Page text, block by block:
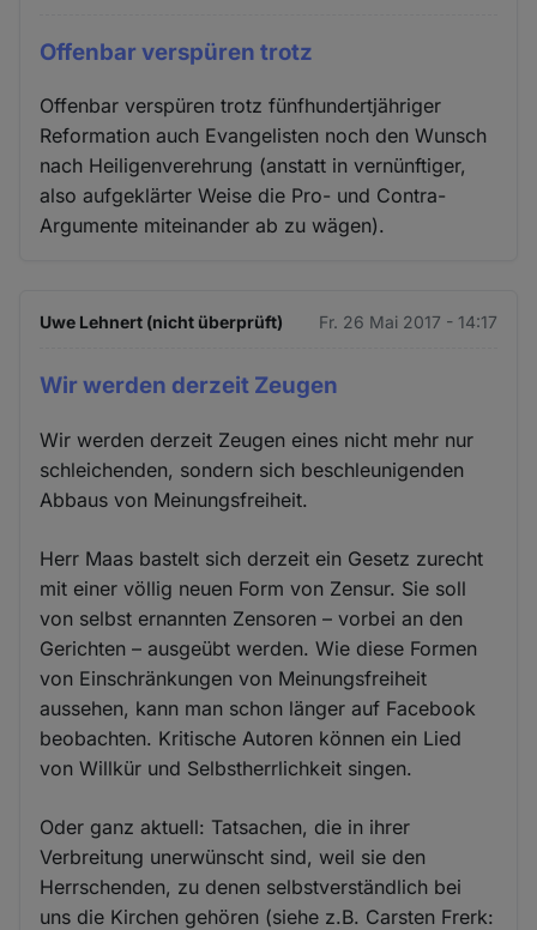
Offenbar verspüren trotz
Offenbar verspüren trotz fünfhundertjähriger
Reformation auch Evangelisten noch den Wunsch
nach Heiligenverehrung (anstatt in vernünftiger,
also aufgeklärter Weise die Pro- und Contra-
Argumente miteinander ab zu wägen).
Uwe Lehnert (nicht überprüft) Fr. 26 Mai 2017 - 14:17
Wir werden derzeit Zeugen
Wir werden derzeit Zeugen eines nicht mehr nur
schleichenden, sondern sich beschleunigenden
Abbaus von Meinungsfreiheit.
Herr Maas bastelt sich derzeit ein Gesetz zurecht
mit einer völlig neuen Form von Zensur. Sie soll
von selbst ernannten Zensoren – vorbei an den
Gerichten – ausgeübt werden. Wie diese Formen
von Einschränkungen von Meinungsfreiheit
aussehen, kann man schon länger auf Facebook
beobachten. Kritische Autoren können ein Lied
von Willkür und Selbstherrlichkeit singen.
Oder ganz aktuell: Tatsachen, die in ihrer
Verbreitung unerwünscht sind, weil sie den
Herrschenden, zu denen selbstverständlich bei
uns die Kirchen gehören (siehe z.B. Carsten Frerk: